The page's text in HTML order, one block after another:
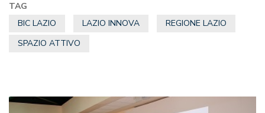
TAG
BIC LAZIO
LAZIO INNOVA
REGIONE LAZIO
SPAZIO ATTIVO